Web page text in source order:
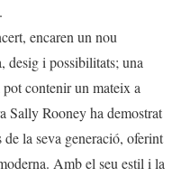
encaren un nou
desig i possibilitats; una
contenir un mateix a
Sally Rooney ha demostrat
de la seva generació, oferint
Amb el seu estil i la